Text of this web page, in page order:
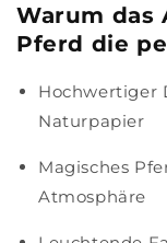
Warum das
Pferd die
Hochwertiger
Naturpapier
Magisches
Atmosphäre